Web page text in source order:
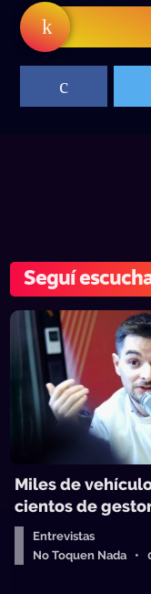
Seguí
Miles de
cientos de
Entrevistas
No Toquen Nada •